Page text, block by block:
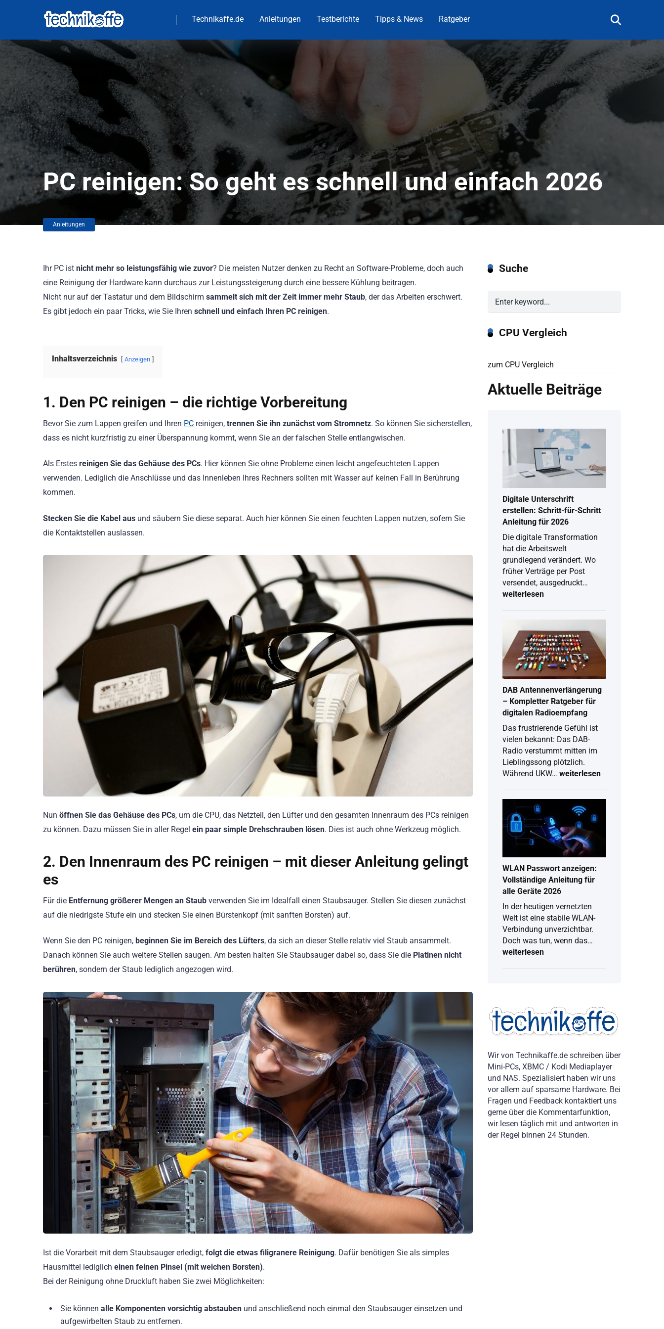
Technikaffe.de Anleitungen Testberichte Tipps & News Ratgeber
PC reinigen: So geht es schnell und einfach 2026
Anleitungen
Ihr PC ist nicht mehr so leistungsfähig wie zuvor? Die meisten Nutzer denken zu Recht an Software-Probleme, doch auch
eine Reinigung der Hardware kann durchaus zur Leistungssteigerung durch eine bessere Kühlung beitragen.
Nicht nur auf der Tastatur und dem Bildschirm sammelt sich mit der Zeit immer mehr Staub, der das Arbeiten erschwert.
Es gibt jedoch ein paar Tricks, wie Sie Ihren schnell und einfach Ihren PC reinigen.
Inhaltsverzeichnis Anzeigen
1. Den PC reinigen – die richtige Vorbereitung
Bevor Sie zum Lappen greifen und Ihren PC reinigen, trennen Sie ihn zunächst vom Stromnetz. So können Sie sicherstellen,
dass es nicht kurzfristig zu einer Überspannung kommt, wenn Sie an der falschen Stelle entlangwischen.
Als Erstes reinigen Sie das Gehäuse des PCs. Hier können Sie ohne Probleme einen leicht angefeuchteten Lappen
verwenden. Lediglich die Anschlüsse und das Innenleben Ihres Rechners sollten mit Wasser auf keinen Fall in Berührung
kommen.
Stecken Sie die Kabel aus und säubern Sie diese separat. Auch hier können Sie einen feuchten Lappen nutzen, sofern Sie
die Kontaktstellen auslassen.
Nun öffnen Sie das Gehäuse des PCs, um die CPU, das Netzteil, den Lüfter und den gesamten Innenraum des PCs reinigen
zu können. Dazu müssen Sie in aller Regel ein paar simple Drehschrauben lösen. Dies ist auch ohne Werkzeug möglich.
2. Den Innenraum des PC reinigen – mit dieser Anleitung gelingt
es
Für die Entfernung größerer Mengen an Staub verwenden Sie im Idealfall einen Staubsauger. Stellen Sie diesen zunächst
auf die niedrigste Stufe ein und stecken Sie einen Bürstenkopf (mit sanften Borsten) auf.
Wenn Sie den PC reinigen, beginnen Sie im Bereich des Lüfters, da sich an dieser Stelle relativ viel Staub ansammelt.
Danach können Sie auch weitere Stellen saugen. Am besten halten Sie Staubsauger dabei so, dass Sie die Platinen nicht
berühren, sondern der Staub lediglich angezogen wird.
Ist die Vorarbeit mit dem Staubsauger erledigt, folgt die etwas filigranere Reinigung. Dafür benötigen Sie als simples
Hausmittel lediglich einen feinen Pinsel (mit weichen Borsten).
Bei der Reinigung ohne Druckluft haben Sie zwei Möglichkeiten:
Sie können alle Komponenten vorsichtig abstauben und anschließend noch einmal den Staubsauger einsetzen und
aufgewirbelten Staub zu entfernen.
Suche
CPU Vergleich
zum CPU Vergleich
Aktuelle Beiträge
Digitale Unterschrift
erstellen: Schritt-für-Schritt
Anleitung für 2026
Die digitale Transformation
hat die Arbeitswelt
grundlegend verändert. Wo
früher Verträge per Post
versendet, ausgedruckt…
Digitale
Schritt
Anleitung
für
2026
weiterlesen
DAB Antennenverlängerung
– Kompletter Ratgeber für
digitalen Radioempfang
Das frustrierende Gefühl ist
vielen bekannt: Das DAB-
Radio verstummt mitten im
Lieblingssong plötzlich.
Während UKW…
Kompletter
Ratgeber
für
digitalen
Radioempfang
weiterlesen
WLAN Passwort anzeigen:
Vollständige Anleitung für
alle Geräte 2026
In der heutigen vernetzten
Welt ist eine stabile WLAN-
Verbindung unverzichtbar.
Doch was tun, wenn das…
WLAN
Geräte
2026
weiterlesen
Wir von Technikaffe.de schreiben über
Mini-PCs, XBMC / Kodi Mediaplayer
und NAS. Spezialisiert haben wir uns
vor allem auf sparsame Hardware. Bei
Fragen und Feedback kontaktiert uns
gerne über die Kommentarfunktion,
wir lesen täglich mit und antworten in
der Regel binnen 24 Stunden.